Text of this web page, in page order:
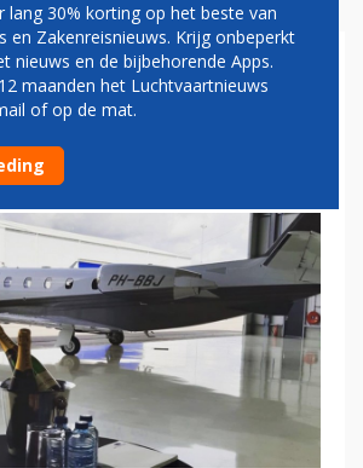
VIJFDE CESSNA
XLS
lang 30% korting op het beste van
en Zakenreisnieuws. Krijg onbeperkt
nieuws en de bijbehorende Apps.
maanden het Luchtvaartnieuws
of op de mat.